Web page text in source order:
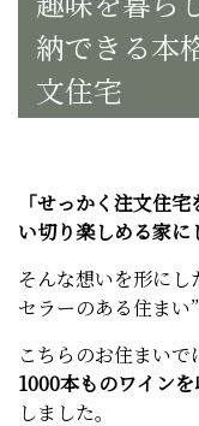
納できる本
文住宅
「せっかく注文住
い切り楽しめる家に
そんな想いを形にし
セラーのある住まい”
こちらのお住まいで
1000本ものワイン
しました。